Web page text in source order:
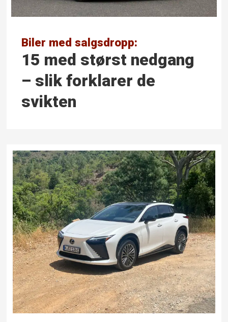
Biler med salgsdropp:
15 med størst nedgang
– slik forklarer de
svikten